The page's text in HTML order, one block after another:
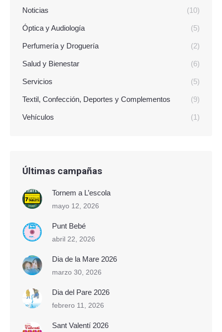
Noticias (10)
Óptica y Audiología (5)
Perfumería y Droguería (2)
Salud y Bienestar (6)
Servicios (5)
Textil, Confección, Deportes y Complementos (9)
Vehículos (1)
Últimas campañas
Tornem a L’escola
mayo 12, 2026
Punt Bebé
abril 22, 2026
Dia de la Mare 2026
marzo 30, 2026
Dia del Pare 2026
febrero 11, 2026
Sant Valentí 2026